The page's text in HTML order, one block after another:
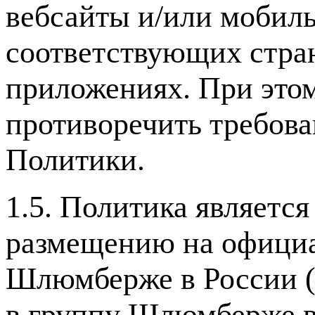
вебсайты и/или
соответствующих
приложениях. При
противоречить
Политики.
1.5. Политика
размещению на
Шлюмберже в России (